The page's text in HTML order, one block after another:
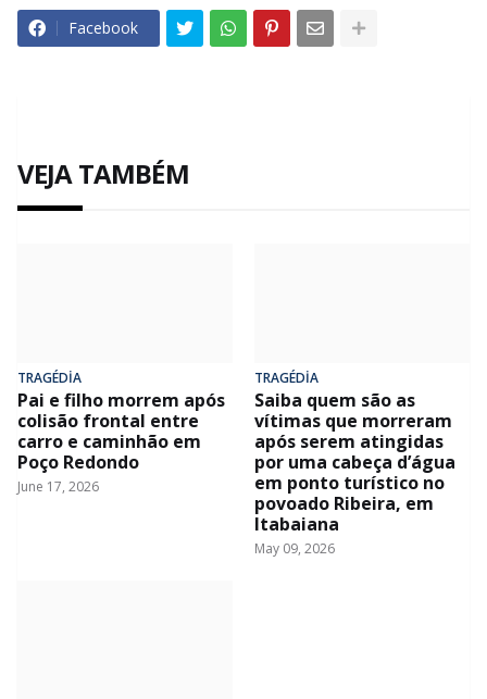
Facebook
VEJA TAMBÉM
TRAGÉDİA
Pai e filho morrem após
colisão frontal entre
carro e caminhão em
Poço Redondo
June 17, 2026
TRAGÉDİA
Saiba quem são as
vítimas que morreram
após serem atingidas
por uma cabeça d’água
em ponto turístico no
povoado Ribeira, em
Itabaiana
May 09, 2026